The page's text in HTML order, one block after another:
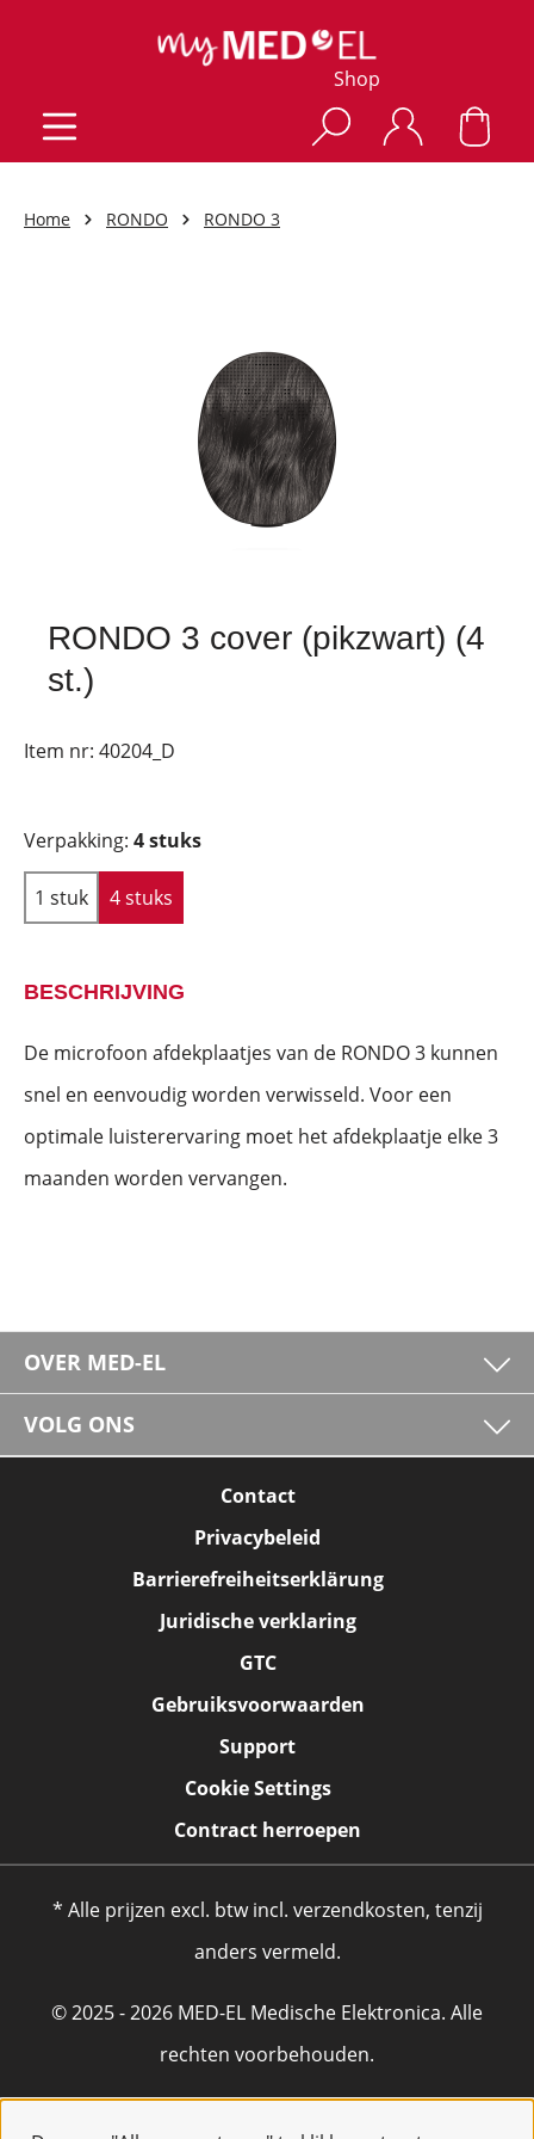
Shop
Home RONDO RONDO 3
RONDO 3 cover (pikzwart) (4
st.)
Item nr: 40204_D
Verpakking: 4 stuks
1 stuk 4 stuks
BESCHRIJVING
De microfoon afdekplaatjes van de RONDO 3 kunnen
snel en eenvoudig worden verwisseld. Voor een
optimale luisterervaring moet het afdekplaatje elke 3
maanden worden vervangen.
OVER MED-EL
VOLG ONS
Contact
Privacybeleid
Barrierefreiheitserklärung
Juridische verklaring
GTC
Gebruiksvoorwaarden
Support
Cookie Settings
Contract herroepen
* Alle prijzen excl. btw incl. verzendkosten, tenzij
anders vermeld.
© 2025 - 2026 MED-EL Medische Elektronica. Alle
rechten voorbehouden.